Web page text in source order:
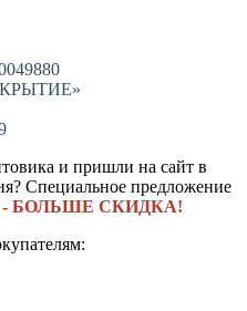
и пришли на сайт в
Специальное предложение
БОЛЬШЕ СКИДКА!